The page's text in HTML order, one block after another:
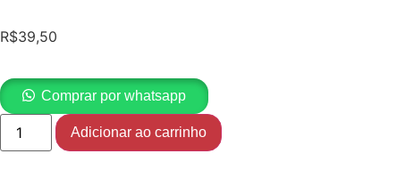
R$39,50
Comprar por whatsapp
Adicionar ao carrinho